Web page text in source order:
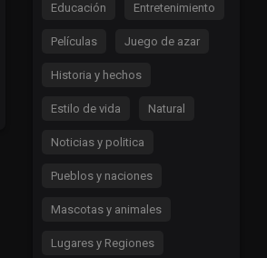
Educación Entretenimiento
Películas Juego de azar
Historia y hechos
Estilo de vida Natural
Noticias y politica
Pueblos y naciones
Mascotas y animales
Lugares y Regiones